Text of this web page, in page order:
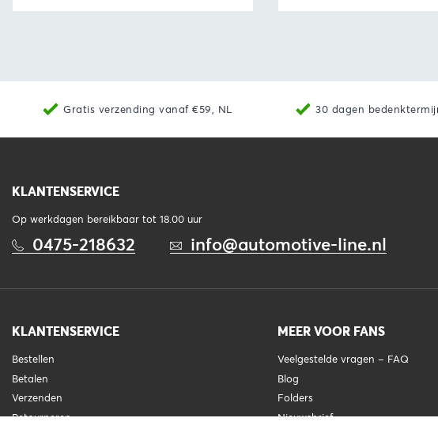
Gratis verzending vanaf €59, NL 30 dagen
KLANTENSERVICE
Op werkdagen bereikbaar tot 18.00 uur
0475-218632 info@automotive-line.nl
KLANTENSERVICE
Bestellen
Betalen
Verzenden
Retourneren
MEER VOOR FANS
Veelgestelde vragen – FAQ
Blog
Folders
Nieuwsbrief